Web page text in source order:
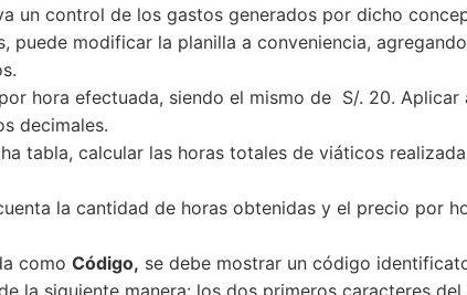
un control de los gastos generados por dicho
puede modificar la planilla a conveniencia, agregando
hora efectuada, siendo el mismo de S/. 20. Aplicar
decimales.
tabla, calcular las horas totales de viáticos
la cantidad de horas obtenidas y el precio por
como Código, se debe mostrar un código